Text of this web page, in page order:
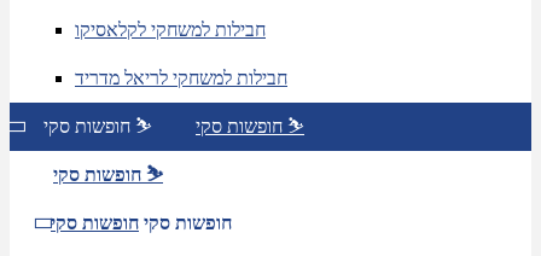
חבילות למשחקי לקלאסיקו
חבילות למשחקי לריאל מדריד
חופשות סקי ⛷️ חופשות סקי ⛷️
חופשות סקי ⛷️
חופשות סקי חופשות סקי